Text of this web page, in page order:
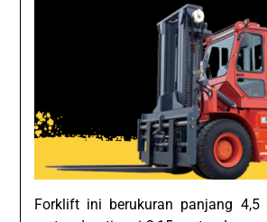
Forklift ini berukuran panjang 4,5